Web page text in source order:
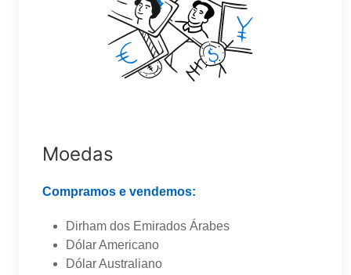
Moedas
Compramos e vendemos:
Dirham dos Emirados Árabes
Dólar Americano
Dólar Australiano